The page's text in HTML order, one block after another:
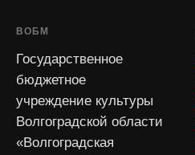
ВОБМ
Государственное
бюджетное
учреждение культуры
Волгоградской области
«Волгоградская